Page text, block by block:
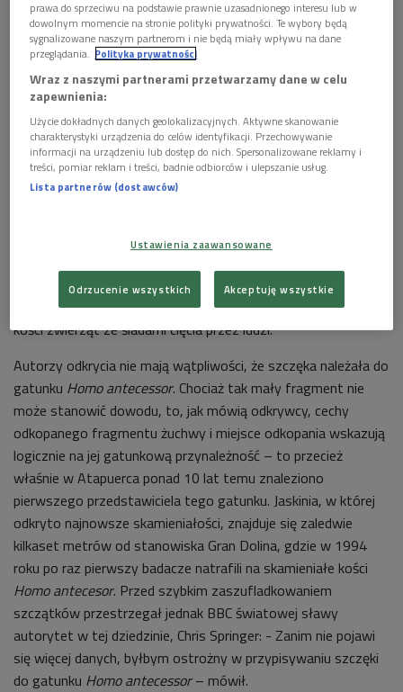
Gruzji, chronologicznie starsze, bo datowane na 1,8 mln lat
temu, również leżą przecież w Europie – chociaż są to jej
Kości szczęki i osiem zębów (w tym siedem wciąż tkwiących
na swoim miejscu) wydatowanych na 1,2 mln lat odkopała
ekipa badawcza pracująca pod kierunkiem prof. Jose Maria
Bermudeza de Castro z Centro Nacional de Investigacion
sobre Evolution Humana (Narodowe Centrum Badań nad
Universitat Rovira i Virgili. Niewielki rozmiar szczątków
jaskini o nazwie Sima del Elefante archeolodzy natrafili
również na bardzo prymitywne kamienne narzędzia, a także
kości zwierząt ze śladami cięcia przez ludzi.
Autorzy odkrycia nie mają wątpliwości, że szczęka należała do
gatunku Homo antecessor. Chociaż tak mały fragment nie
może stanowić dowodu, to, jak mówią odkrywcy, cechy
odkopanego fragmentu żuchwy i miejsce odkopania wskazują
logicznie na jej gatunkową przynależność – to przecież
właśnie w Atapuerca ponad 10 lat temu znaleziono
pierwszego przedstawiciela tego gatunku. Jaskinia, w której
odkryto najnowsze skamieniałości, znajduje się zaledwie
kilkaset metrów od stanowiska Gran Dolina, gdzie w 1994
roku po raz pierwszy badacze natrafili na skamieniałe kości
Homo antecesor. Przed szybkim zaszufladkowaniem
szczątków przestrzegał jednak BBC światowej sławy
autorytet w tej dziedzinie, Chris Springer: - Zanim nie pojawi
się więcej danych, byłbym ostrożny w przypisywaniu szczęki
do gatunku Homo antecessor– mówił.
prawa do sprzeciwu na podstawie prawnie uzasadnionego interesu lub w
dowolnym momencie na stronie polityki prywatności. Te wybory będą
sygnalizowane naszym partnerom i nie będą miały wpływu na dane
przeglądania. Polityka prywatności
Wraz z naszymi partnerami przetwarzamy dane w celu
zapewnienia:
Użycie dokładnych danych geolokalizacyjnych. Aktywne skanowanie
charakterystyki urządzenia do celów identyfikacji. Przechowywanie
informacji na urządzeniu lub dostęp do nich. Spersonalizowane reklamy i
treści, pomiar reklam i treści, badnie odbiorców i ulepszanie usług.
Lista partnerów (dostawców)
Ustawienia zaawansowane
Odrzucenie wszystkich Akceptuję wszystkie